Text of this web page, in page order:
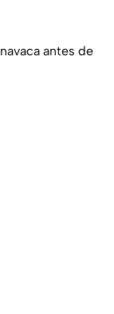
antes de